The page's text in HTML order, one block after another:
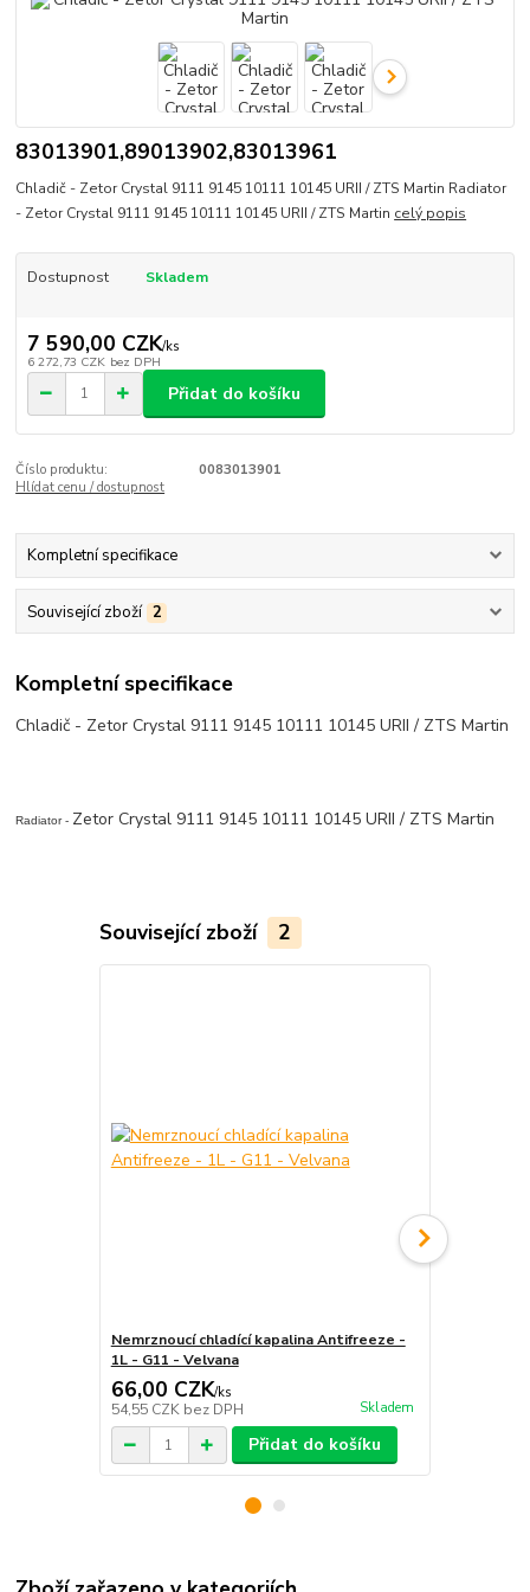
83013901,89013902,83013961
Chladič - Zetor Crystal 9111 9145 10111 10145 URII / ZTS Martin Radiator
- Zetor Crystal 9111 9145 10111 10145 URII / ZTS Martin celý popis
Dostupnost Skladem
7 590,00 CZK/ks
6 272,73 CZK bez DPH
Přidat do košíku
Číslo produktu:
0083013901
Hlídat cenu / dostupnost
Kompletní specifikace
Související zboží 2
Kompletní specifikace
Chladič - Zetor Crystal 9111 9145 10111 10145 URII / ZTS Martin
Radiator - Zetor Crystal 9111 9145 10111 10145 URII / ZTS Martin
Související zboží 2
Nemrznoucí chladící kapalina Antifreeze -
1L - G11 - Velvana
66,00 CZK/ks
54,55 CZK bez DPH Skladem
Přidat do košíku